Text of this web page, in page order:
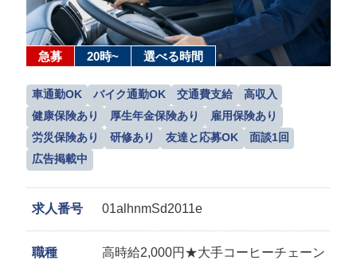
急募 20時~ 選べる時間
車通勤OK バイク通勤OK 交通費支給
高収入
健康保険あり
厚生年金保険あり
雇用保険あり
労災保険あり
研修あり 友達と応募OK
面談1回
広告掲載中
求人番号 01alhnmSd2011e
職種
高時給2,000円★大手コーヒーチェーン